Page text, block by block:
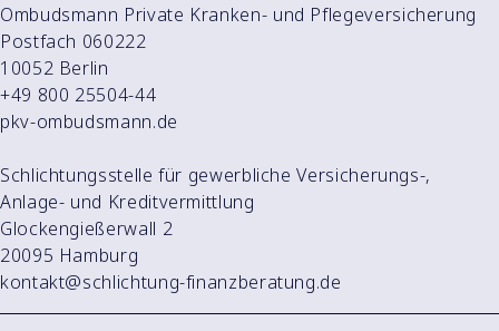
Ombudsmann Private Kranken- und Pflegeversicherung
Postfach 060222
10052 Berlin
+49 800 25504-44
pkv-ombudsmann.de
Schlichtungsstelle für gewerbliche Versicherungs-,
Anlage- und Kreditvermittlung
Glockengießerwall 2
20095 Hamburg
kontakt@schlichtung-finanzberatung.de